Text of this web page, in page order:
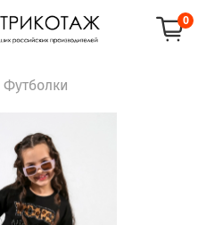
0
Футболки